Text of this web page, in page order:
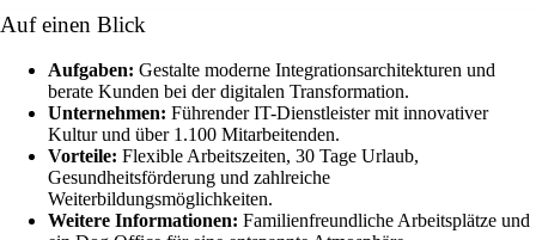
Auf einen Blick
Aufgaben: Gestalte moderne Integrationsarchitekturen und
berate Kunden bei der digitalen Transformation.
Unternehmen: Führender IT-Dienstleister mit innovativer
Kultur und über 1.100 Mitarbeitenden.
Vorteile: Flexible Arbeitszeiten, 30 Tage Urlaub,
Gesundheitsförderung und zahlreiche
Weiterbildungsmöglichkeiten.
Weitere Informationen: Familienfreundliche Arbeitsplätze und